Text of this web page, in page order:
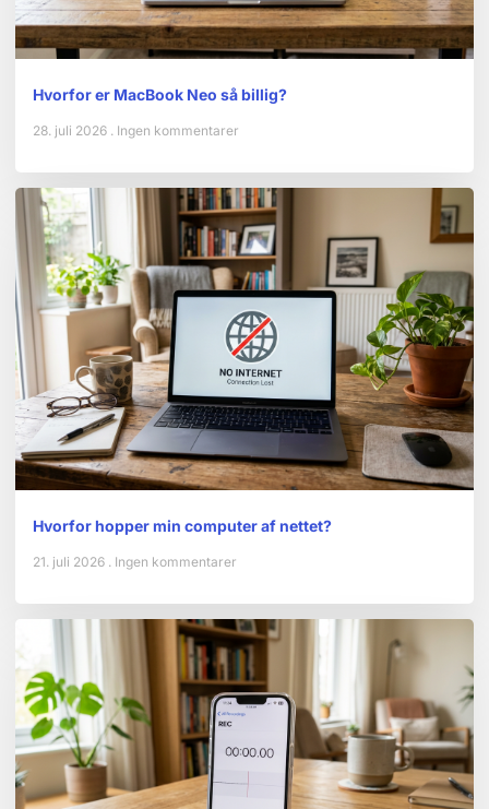
Hvorfor er MacBook Neo så billig?
28. juli 2026 Ingen kommentarer
Hvorfor hopper min computer af nettet?
21. juli 2026 Ingen kommentarer